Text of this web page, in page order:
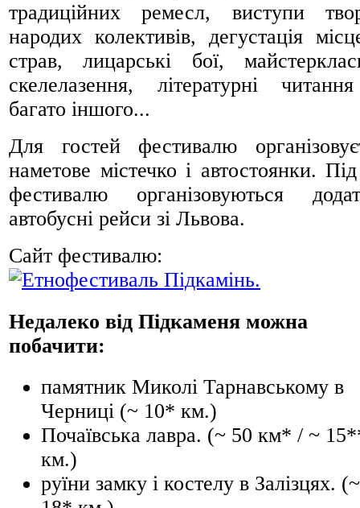
традиційних ремесл, виступи
народих колективів, дегустація
страв, лицарські бої,
скелелазення, літературні
багато іншого...
Для гостей фестивалю
наметове містечко і автостоянки.
фестивалю організовуються
автобусні рейси зі Львова.
Сайт фестивалю:
Недалеко від Підкаменя можна
побачити:
памятник Миколі Тарнавському в
Черниці (~ 10* км.)
Почаївська лавра. (~ 50 км* / ~
км.)
руїни замку і костелу в Залізцях. (~